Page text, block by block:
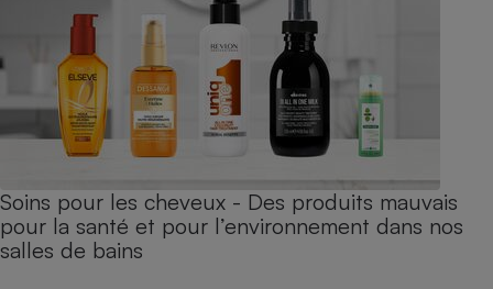
Soins pour les cheveux - Des produits mauvais
pour la santé et pour l’environnement dans nos
salles de bains